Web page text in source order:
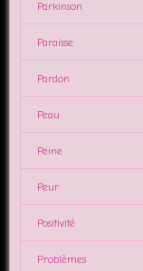
Parkinson
Paraisse
Pardon
Peau
Peine
Peur
Positivité
Problèmes